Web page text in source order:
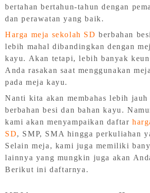
bertahan bertahun-tahun dengan
dan perawatan yang baik.
Harga meja sekolah SD berbahan
lebih mahal dibandingkan dengan
kayu. Akan tetapi, lebih banyak
Anda rasakan saat menggunakan
pada meja kayu.
Nanti kita akan membahas lebih jauh
berbahan besi dan bahan kayu.
kami akan menyampaikan daftar
SD, SMP, SMA hingga perkuliahan
Selain meja, kami juga memiliki
lainnya yang mungkin juga akan
Berikut ini daftarnya.